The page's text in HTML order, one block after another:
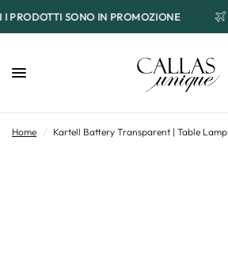
I PRODOTTI SONO IN PROMOZIONE
Home / Kartell Battery Transparent | Table Lamp